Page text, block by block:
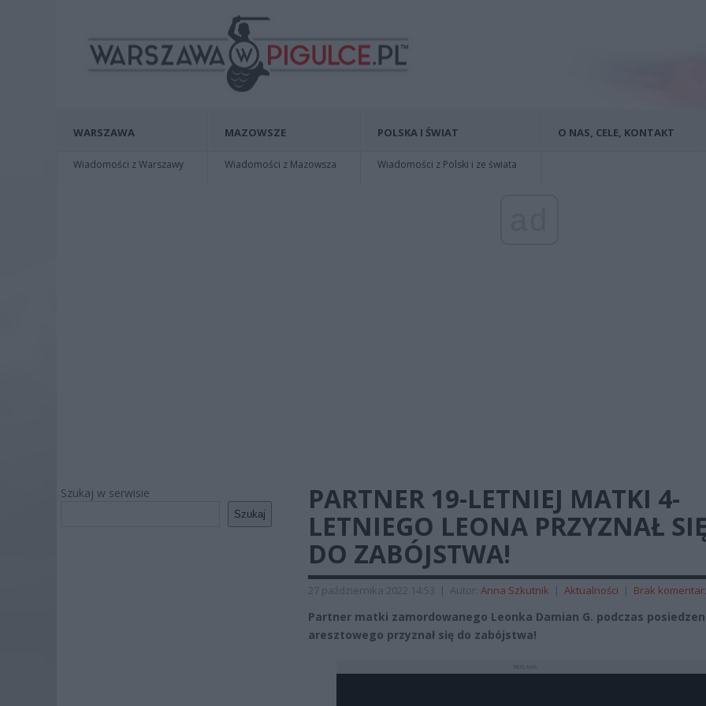
WARSZAWA
Wiadomości z Warszawy
MAZOWSZE
Wiadomości z Mazowsza
POLSKA I ŚWIAT
Wiadomości z Polski i ze świata
O NAS, CELE, KONTAKT
Szukaj w serwisie
Szukaj
PARTNER 19-LETNIEJ MATKI 4-
LETNIEGO LEONA PRZYZNAŁ SIĘ
DO ZABÓJSTWA!
27 października 2022 14:53 | Autor: Anna Szkutnik | Aktualności | Brak
Partner matki zamordowanego Leonka Damian G. podczas
aresztowego przyznał się do zabójstwa!